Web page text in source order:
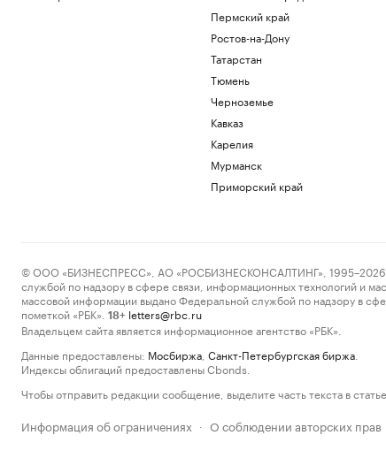
Пермский край
Ростов-на-Дону
Татарстан
Тюмень
Черноземье
Кавказ
Карелия
Мурманск
Приморский край
© ООО «БИЗНЕСПРЕСС», АО «РОСБИЗНЕСКОНСАЛТИНГ», 1995–2026.
службой по надзору в сфере связи, информационных технологий и
массовой информации выдано Федеральной службой по надзору в
пометкой «РБК».
18+ letters@rbc.ru
Владельцем сайта является информационное агентство «РБК».
Данные предоставлены: Мосбиржа Санкт-Петербургская биржа
Индексы облигаций предоставлены Cbonds.
Чтобы отправить редакции сообщение, выделите часть текста в
Информация об ограничениях · О соблюдении авторских прав